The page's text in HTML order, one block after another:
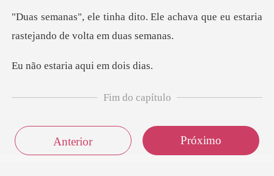
Ele achava que eu estaria
rast
ria aqui em
Fim do capítulo
Anterior Próximo